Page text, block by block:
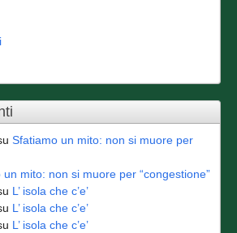
Sfatiamo un mito: non si muore per
un mito: non si muore per “congestione”
L’ isola che c’e’
L’ isola che c’e’
L’ isola che c’e’